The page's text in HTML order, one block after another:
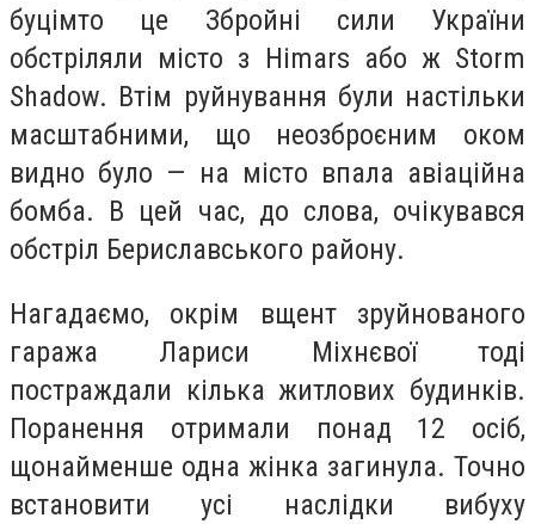
буцімто це Збройні сили України
обстріляли місто з Himars або ж Storm
Shadow. Втім руйнування були настільки
масштабними, що неозброєним оком
видно було — на місто впала авіаційна
бомба. В цей час, до слова, очікувався
обстріл Бериславського району.
Нагадаємо, окрім вщент зруйнованого
гаража Лариси Міхнєвої тоді
постраждали кілька житлових будинків.
Поранення отримали понад 12 осіб,
щонайменше одна жінка загинула. Точно
встановити усі наслідки вибуху